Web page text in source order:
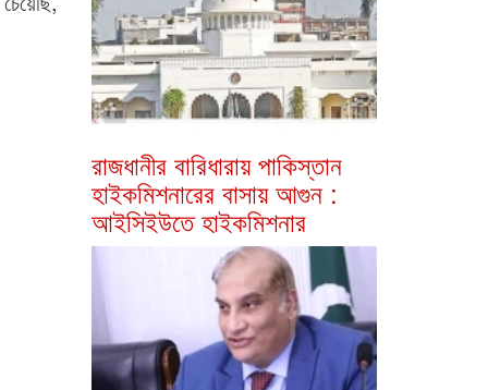
রাজধানীর বারিধারায় পাকিস্তান
হাইকমিশনারের বাসায় আগুন :
আইসিইউতে হাইকমিশনার